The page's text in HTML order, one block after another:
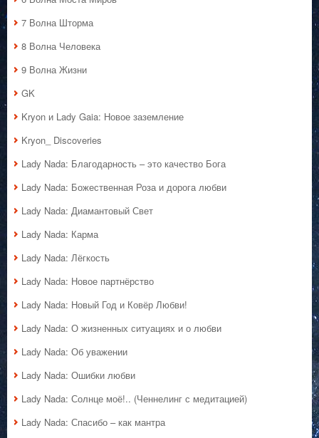
7 Волна Шторма
8 Волна Человека
9 Волна Жизни
GK
Kryon и Lady Gaia: Новое заземление
Kryon_ Discoveries
Lady Nada: Благодарность – это качество Бога
Lady Nada: Божественная Роза и дорога любви
Lady Nada: Диамантовый Свет
Lady Nada: Карма
Lady Nada: Лёгкость
Lady Nada: Новое партнёрство
Lady Nada: Новый Год и Ковёр Любви!
Lady Nada: О жизненных ситуациях и о любви
Lady Nada: Об уважении
Lady Nada: Ошибки любви
Lady Nada: Солнце моё!.. (Ченнелинг с медитацией)
Lady Nada: Спасибо – как мантра